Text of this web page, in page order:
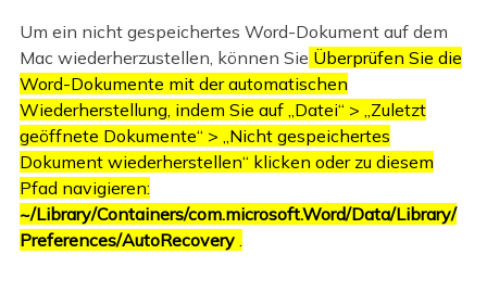
Um ein nicht gespeichertes Word-Dokument auf dem
Mac wiederherzustellen, können Sie Überprüfen Sie die
Word-Dokumente mit der automatischen
Wiederherstellung, indem Sie auf „Datei“ > „Zuletzt
geöffnete Dokumente“ > „Nicht gespeichertes
Dokument wiederherstellen“ klicken oder zu diesem
Pfad navigieren:
~/Library/Containers/com.microsoft.Word/Data/Library/
Preferences/AutoRecovery.